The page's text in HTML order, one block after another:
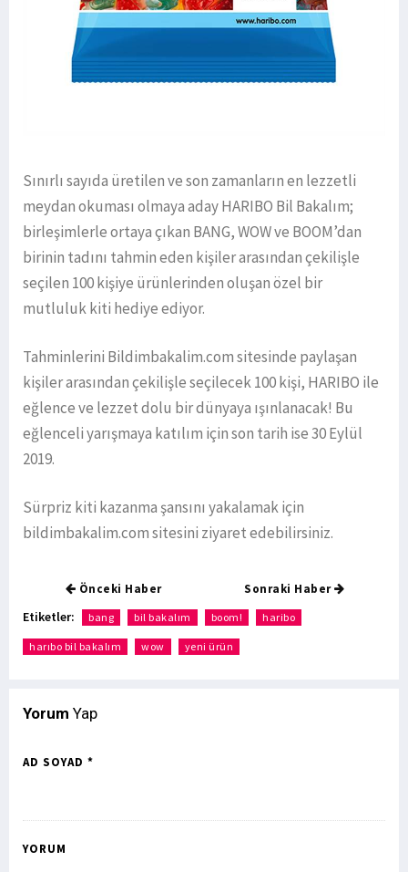
Sınırlı sayıda üretilen ve son zamanların en lezzetli
meydan okuması olmaya aday HARIBO Bil Bakalım;
birleşimlerle ortaya çıkan BANG, WOW ve BOOM’dan
birinin tadını tahmin eden kişiler arasından çekilişle
seçilen 100 kişiye ürünlerinden oluşan özel bir
mutluluk kiti hediye ediyor.
Tahminlerini Bildimbakalim.com sitesinde paylaşan
kişiler arasından çekilişle seçilecek 100 kişi, HARIBO ile
eğlence ve lezzet dolu bir dünyaya ışınlanacak! Bu
eğlenceli yarışmaya katılım için son tarih ise 30 Eylül
2019.
Sürpriz kiti kazanma şansını yakalamak için
bildimbakalim.com sitesini ziyaret edebilirsiniz.
Önceki Haber Sonraki Haber
Etiketler: bang bil bakalım boom! haribo
harıbo bil bakalım wow yeni ürün
Yorum Yap
AD SOYAD *
YORUM